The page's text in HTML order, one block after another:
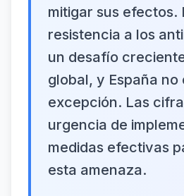
mitigar sus efectos.
resistencia a los
un desafío
global, y España no
excepción. Las
urgencia de
medidas efectivas
esta amenaza.